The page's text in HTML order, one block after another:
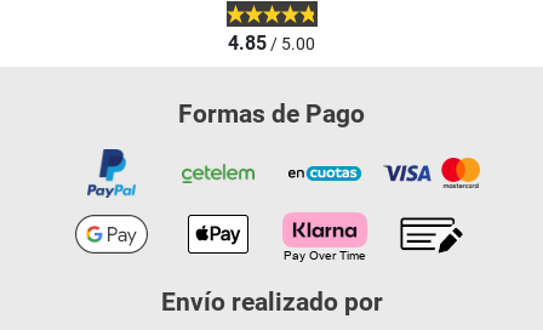
4.85/ 5.00
Formas de Pago
Envío realizado por